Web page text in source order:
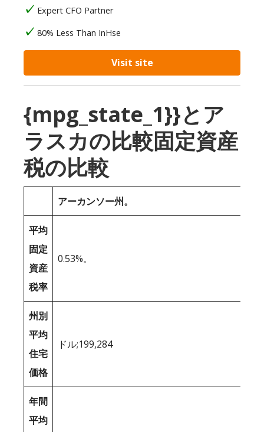
Expert CFO Partner
80% Less Than InHse
Visit site
{mpg_state_1}}とア
ラスカの比較固定資産
税の比較
アーカンソー州。
平均
固定
資産
税率
0.53%。
州別
平均
住宅
価格
ドル;199,284
年間
平均